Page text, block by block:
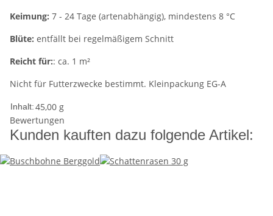
Keimung: 7 - 24 Tage (artenabhängig), mindestens 8 °C
Blüte: entfällt bei regelmäßigem Schnitt
Reicht für:: ca. 1 m²
Nicht für Futterzwecke bestimmt. Kleinpackung EG-A
Inhalt:45,00 g
Bewertungen
Kunden kauften dazu folgende Artikel: